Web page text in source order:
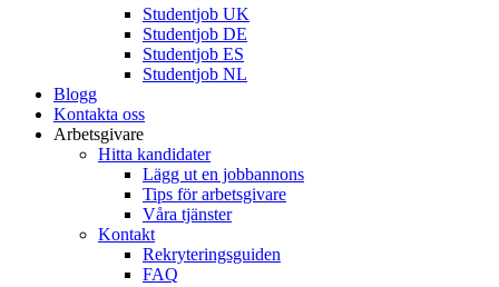
Studentjob UK
Studentjob DE
Studentjob ES
Studentjob NL
Blogg
Kontakta oss
Arbetsgivare
Hitta kandidater
Lägg ut en jobbannons
Tips för arbetsgivare
Våra tjänster
Kontakt
Rekryteringsguiden
FAQ